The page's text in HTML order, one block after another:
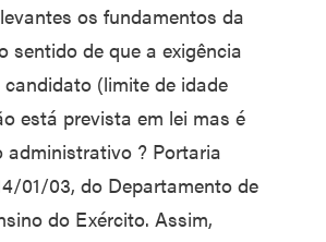
os fundamentos da
sentido de que a exigência
(limite de idade
está prevista em lei mas é
administrativo ? Portaria
01/03, do Departamento de
do Exército. Assim,